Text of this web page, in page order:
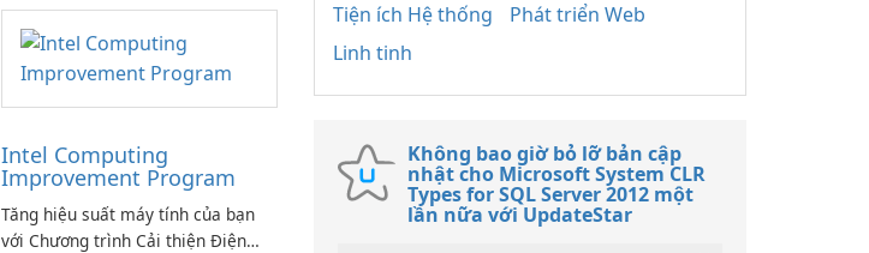
Intel Computing
Improvement Program
Tăng hiệu suất máy tính của bạn
với Chương trình Cải thiện Điện
Tiện ích Hệ thống
Phát triển Web
Linh tinh
Không bao giờ bỏ lỡ bản cập
nhật cho Microsoft System CLR
Types for SQL Server 2012 một
lần nữa với UpdateStar